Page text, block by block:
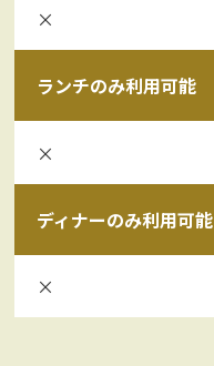
×
ランチのみ利用可能
×
ディナーのみ利用可能
×